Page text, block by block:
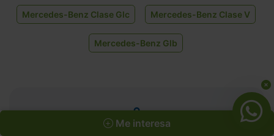
Mercedes-Benz Clase Glc Mercedes-Benz Clase V
Mercedes-Benz Glb
Me interesa